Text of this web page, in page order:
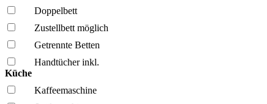
Doppelbett
Zustellbett möglich
Getrennte Betten
Handtücher inkl.
Küche
Kaffee­maschine